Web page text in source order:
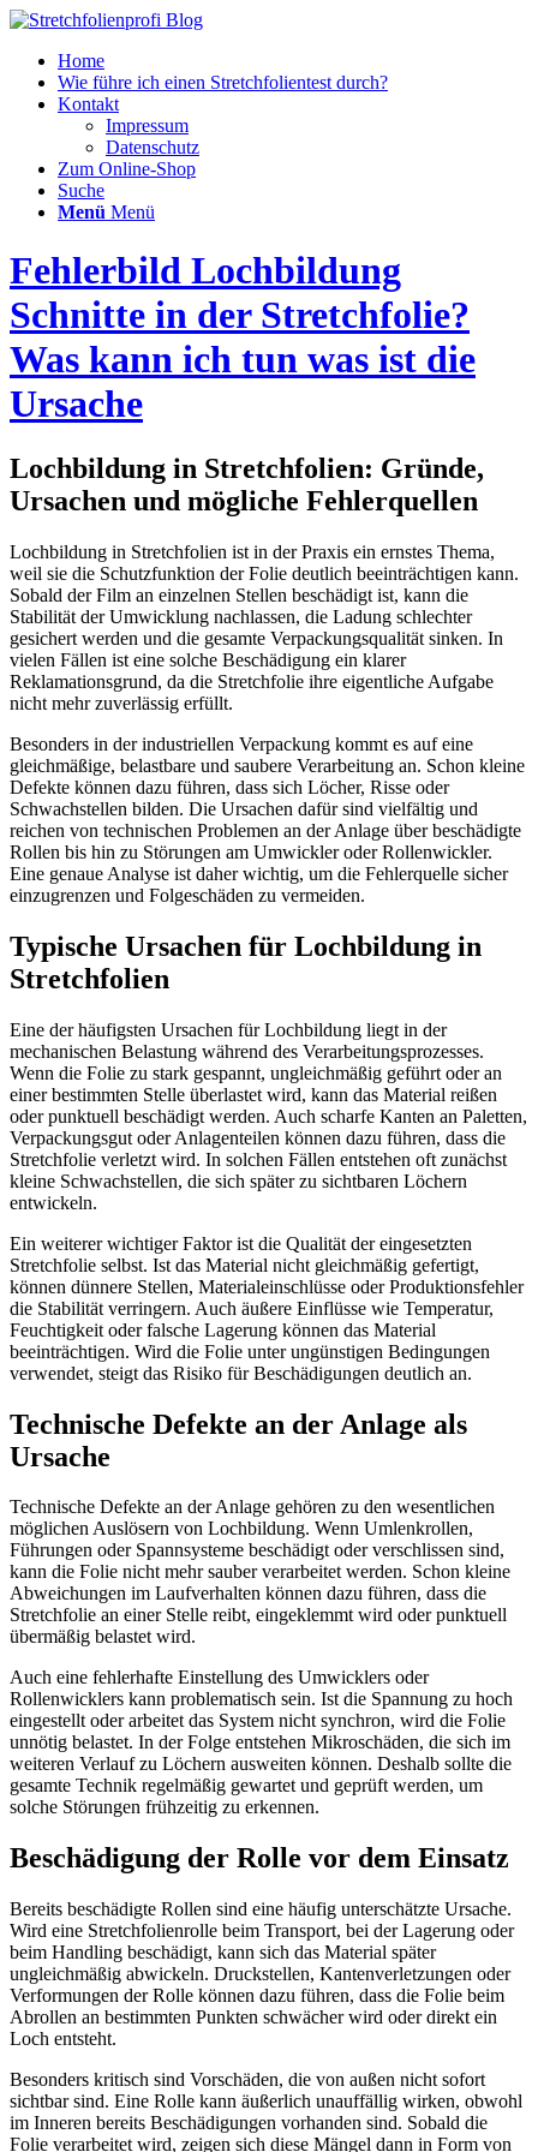
Home
Wie führe ich einen Stretchfolientest durch?
Kontakt
Impressum
Datenschutz
Zum Online-Shop
Suche
Menü Menü
Fehlerbild Lochbildung
Schnitte in der Stretchfolie?
Was kann ich tun was ist die
Ursache
Lochbildung in Stretchfolien: Gründe,
Ursachen und mögliche Fehlerquellen
Lochbildung in Stretchfolien ist in der Praxis ein ernstes Thema,
weil sie die Schutzfunktion der Folie deutlich beeinträchtigen kann.
Sobald der Film an einzelnen Stellen beschädigt ist, kann die
Stabilität der Umwicklung nachlassen, die Ladung schlechter
gesichert werden und die gesamte Verpackungsqualität sinken. In
vielen Fällen ist eine solche Beschädigung ein klarer
Reklamationsgrund, da die Stretchfolie ihre eigentliche Aufgabe
nicht mehr zuverlässig erfüllt.
Besonders in der industriellen Verpackung kommt es auf eine
gleichmäßige, belastbare und saubere Verarbeitung an. Schon kleine
Defekte können dazu führen, dass sich Löcher, Risse oder
Schwachstellen bilden. Die Ursachen dafür sind vielfältig und
reichen von technischen Problemen an der Anlage über beschädigte
Rollen bis hin zu Störungen am Umwickler oder Rollenwickler.
Eine genaue Analyse ist daher wichtig, um die Fehlerquelle sicher
einzugrenzen und Folgeschäden zu vermeiden.
Typische Ursachen für Lochbildung in
Stretchfolien
Eine der häufigsten Ursachen für Lochbildung liegt in der
mechanischen Belastung während des Verarbeitungsprozesses.
Wenn die Folie zu stark gespannt, ungleichmäßig geführt oder an
einer bestimmten Stelle überlastet wird, kann das Material reißen
oder punktuell beschädigt werden. Auch scharfe Kanten an Paletten,
Verpackungsgut oder Anlagenteilen können dazu führen, dass die
Stretchfolie verletzt wird. In solchen Fällen entstehen oft zunächst
kleine Schwachstellen, die sich später zu sichtbaren Löchern
entwickeln.
Ein weiterer wichtiger Faktor ist die Qualität der eingesetzten
Stretchfolie selbst. Ist das Material nicht gleichmäßig gefertigt,
können dünnere Stellen, Materialeinschlüsse oder Produktionsfehler
die Stabilität verringern. Auch äußere Einflüsse wie Temperatur,
Feuchtigkeit oder falsche Lagerung können das Material
beeinträchtigen. Wird die Folie unter ungünstigen Bedingungen
verwendet, steigt das Risiko für Beschädigungen deutlich an.
Technische Defekte an der Anlage als
Ursache
Technische Defekte an der Anlage gehören zu den wesentlichen
möglichen Auslösern von Lochbildung. Wenn Umlenkrollen,
Führungen oder Spannsysteme beschädigt oder verschlissen sind,
kann die Folie nicht mehr sauber verarbeitet werden. Schon kleine
Abweichungen im Laufverhalten können dazu führen, dass die
Stretchfolie an einer Stelle reibt, eingeklemmt wird oder punktuell
übermäßig belastet wird.
Auch eine fehlerhafte Einstellung des Umwicklers oder
Rollenwicklers kann problematisch sein. Ist die Spannung zu hoch
eingestellt oder arbeitet das System nicht synchron, wird die Folie
unnötig belastet. In der Folge entstehen Mikroschäden, die sich im
weiteren Verlauf zu Löchern ausweiten können. Deshalb sollte die
gesamte Technik regelmäßig gewartet und geprüft werden, um
solche Störungen frühzeitig zu erkennen.
Beschädigung der Rolle vor dem Einsatz
Bereits beschädigte Rollen sind eine häufig unterschätzte Ursache.
Wird eine Stretchfolienrolle beim Transport, bei der Lagerung oder
beim Handling beschädigt, kann sich das Material später
ungleichmäßig abwickeln. Druckstellen, Kantenverletzungen oder
Verformungen der Rolle können dazu führen, dass die Folie beim
Abrollen an bestimmten Punkten schwächer wird oder direkt ein
Loch entsteht.
Besonders kritisch sind Vorschäden, die von außen nicht sofort
sichtbar sind. Eine Rolle kann äußerlich unauffällig wirken, obwohl
im Inneren bereits Beschädigungen vorhanden sind. Sobald die
Folie verarbeitet wird, zeigen sich diese Mängel dann in Form von